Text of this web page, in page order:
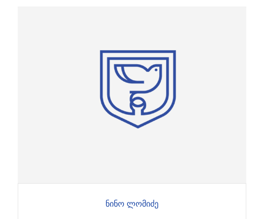
Ნინო Ლომიძე